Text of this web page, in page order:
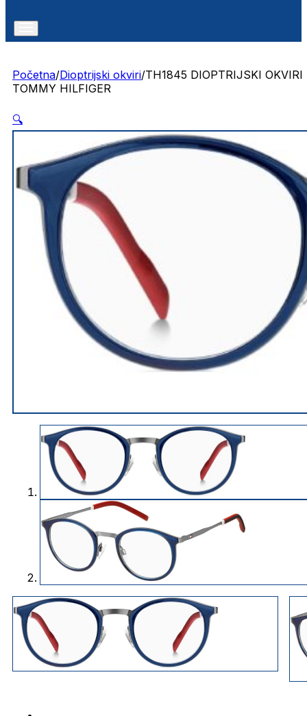
Početna/Dioptrijski okviri/TH1845 DIOPTRIJSKI OKVIRI
TOMMY HILFIGER
🔍